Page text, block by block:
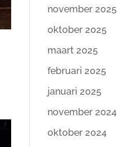
november 2025
oktober 2025
maart 2025
februari 2025
januari 2025
november 2024
oktober 2024